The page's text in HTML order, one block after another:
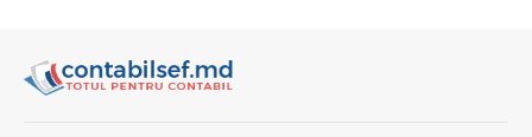
în scopuri sociale și în interes public